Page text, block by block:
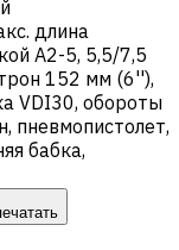
длина
A2-5, 5,5/7,5
152 мм (6''),
VDI30, обороты
пневмопистолет,
бабка,